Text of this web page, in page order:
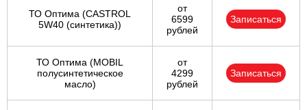
ТО Оптима (CASTROL
5W40 (синтетика))
от
6599
рублей
Записаться
ТО Оптима (MOBIL
полусинтетическое
масло)
от
4299
рублей
Записаться